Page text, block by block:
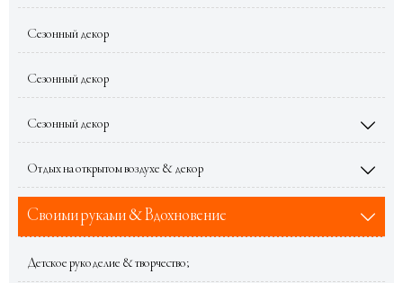
Сезонный декор
Сезонный декор
Сезонный декор 
Отдых на открытом воздухе & декор 
Своими руками & Вдохновение 
Детское рукоделие & творчество;